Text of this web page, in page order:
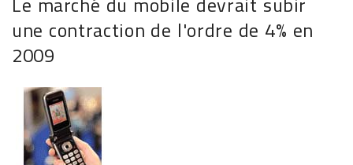
une contraction de l'ordre de 4% en
2009